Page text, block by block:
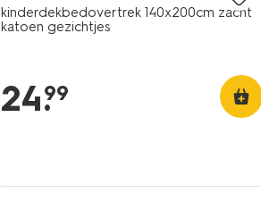
kinderdekbedovertrek 140x200cm zacht
katoen gezichtjes
24.
99